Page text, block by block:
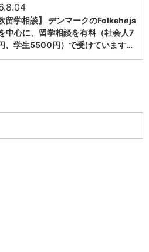
欧留学相談】 デンマークのFolkehøjs
中心に、留学相談を有料（社会人7
、学生5500円）で受けています…